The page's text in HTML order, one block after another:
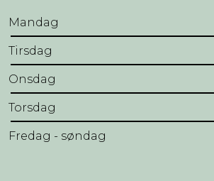
Mandag
Tirsdag
Onsdag
Torsdag
Fredag - søndag